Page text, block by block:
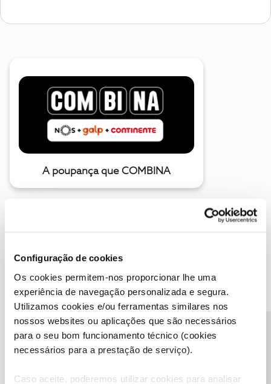
Configuração de cookies
Os cookies permitem-nos proporcionar lhe uma
experiência de navegação personalizada e segura.
Utilizamos cookies e/ou ferramentas similares nos
nossos websites ou aplicações que são necessários
para o seu bom funcionamento técnico (cookies
necessários para a prestação de serviço).
Caso aceite, poderemos utilizar cookies para analisar
A poupança que COMBINA
Descubra as novidades de julho